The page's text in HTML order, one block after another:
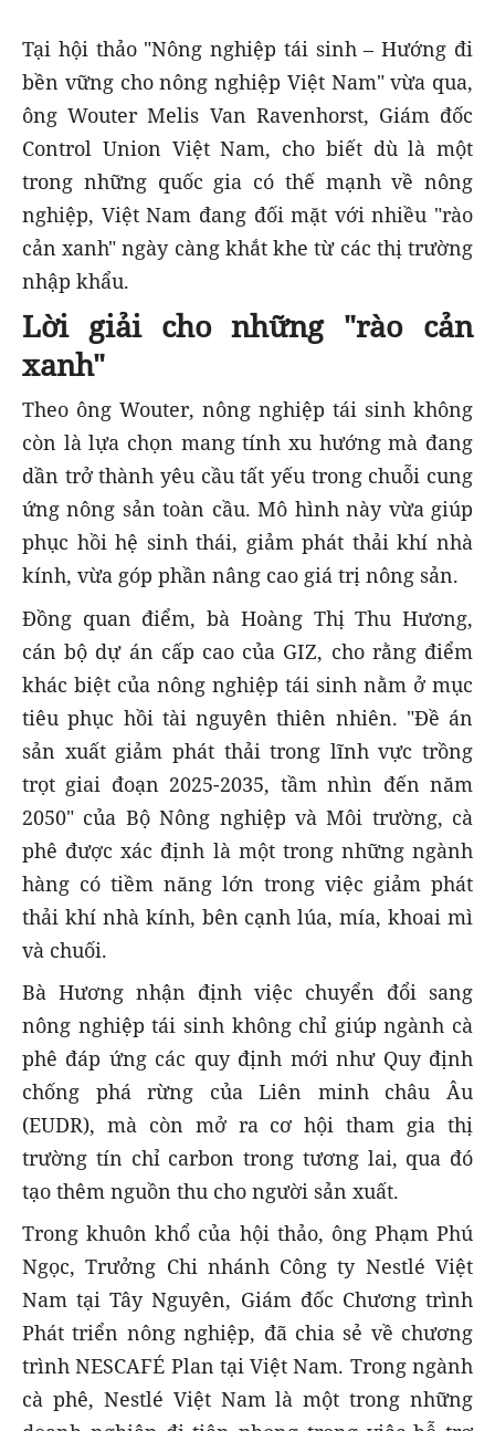
Tại hội thảo "Nông nghiệp tái sinh – Hướng đi
bền vững cho nông nghiệp Việt Nam" vừa qua,
ông Wouter Melis Van Ravenhorst, Giám đốc
Control Union Việt Nam, cho biết dù là một
trong những quốc gia có thế mạnh về nông
nghiệp, Việt Nam đang đối mặt với nhiều "rào
cản xanh" ngày càng khắt khe từ các thị trường
nhập khẩu.
Lời giải cho những "rào cản
xanh"
Theo ông Wouter, nông nghiệp tái sinh không
còn là lựa chọn mang tính xu hướng mà đang
dần trở thành yêu cầu tất yếu trong chuỗi cung
ứng nông sản toàn cầu. Mô hình này vừa giúp
phục hồi hệ sinh thái, giảm phát thải khí nhà
kính, vừa góp phần nâng cao giá trị nông sản.
Đồng quan điểm, bà Hoàng Thị Thu Hương,
cán bộ dự án cấp cao của GIZ, cho rằng điểm
khác biệt của nông nghiệp tái sinh nằm ở mục
tiêu phục hồi tài nguyên thiên nhiên. "Đề án
sản xuất giảm phát thải trong lĩnh vực trồng
trọt giai đoạn 2025-2035, tầm nhìn đến năm
2050" của Bộ Nông nghiệp và Môi trường, cà
phê được xác định là một trong những ngành
hàng có tiềm năng lớn trong việc giảm phát
thải khí nhà kính, bên cạnh lúa, mía, khoai mì
và chuối.
Bà Hương nhận định việc chuyển đổi sang
nông nghiệp tái sinh không chỉ giúp ngành cà
phê đáp ứng các quy định mới như Quy định
chống phá rừng của Liên minh châu Âu
(EUDR), mà còn mở ra cơ hội tham gia thị
trường tín chỉ carbon trong tương lai, qua đó
tạo thêm nguồn thu cho người sản xuất.
Trong khuôn khổ của hội thảo, ông Phạm Phú
Ngọc, Trưởng Chi nhánh Công ty Nestlé Việt
Nam tại Tây Nguyên, Giám đốc Chương trình
Phát triển nông nghiệp, đã chia sẻ về chương
trình NESCAFÉ Plan tại Việt Nam. Trong ngành
cà phê, Nestlé Việt Nam là một trong những